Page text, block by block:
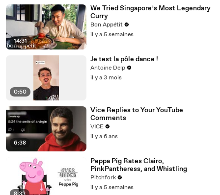
14:31
We Tried Singapore’s Most Legendary
Curry
Bon Appétit
il y a 5 semaines
0:50
Je test la pôle dance !
Antoine Delp
il y a 3 mois
6:38
Vice Replies to Your YouTube
Comments
VICE
il y a 6 ans
Peppa Pig Rates Clairo,
PinkPantheress, and Whistling
Pitchfork
il y a 5 semaines